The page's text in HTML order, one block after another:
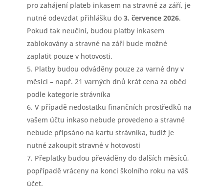
pro zahájení plateb inkasem na stravné za září, je
nutné odevzdat přihlášku do 3. července 2026.
Pokud tak neučiní, budou platby inkasem
zablokovány a stravné na září bude možné
zaplatit pouze v hotovosti.
Platby budou odváděny pouze za varné dny v
měsíci – např. 21 varných dnů krát cena za oběd
podle kategorie strávníka
V případě nedostatku finančních prostředků na
vašem účtu inkaso nebude provedeno a stravné
nebude připsáno na kartu strávníka, tudíž je
nutné zakoupit stravné v hotovosti
Přeplatky budou převáděny do dalších měsíců,
popřípadě vráceny na konci školního roku na váš
účet.